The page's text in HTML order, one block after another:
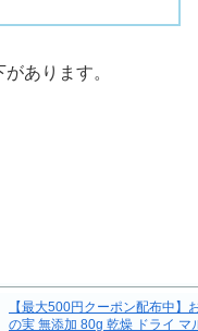
あります。
【最大500円クーポン配布中】
の実 無添加 80g 乾燥 ドライ マ